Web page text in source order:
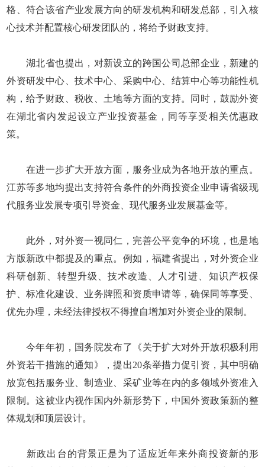
格、符合该省产业发展方向的研发机构和研发总部，引入核
心技术并配置核心研发团队的，将给予财政支持。
湖北省也提出，对新设立的跨国公司总部企业，新建的
外资研发中心、技术中心、采购中心、结算中心等功能性机
构，给予财政、税收、土地等方面的支持。同时，鼓励外资
在湖北省内发起设立产业投资基金，同等享受相关优惠政
策。
在进一步扩大开放方面，服务业成为各地开放的重点。
江苏等多地均提出支持符合条件的外商投资企业申请省级现
代服务业发展专项引导资金、现代服务业发展基金等。
此外，对外资一视同仁，完善公平竞争的环境，也是地
方版新政中都提及的重点。例如，福建省提出，对外资企业
科研创新、转型升级、技术改造、人才引进、知识产权保
护、标准化建设、业务牌照和资质申请等，确保同等享受、
优先办理，未经法律授权不得擅自增加对外资企业的限制。
今年年初，国务院发布了《关于扩大对外开放积极利用
外资若干措施的通知》，提出20条举措力促引资，其中明确
放宽包括服务业、制造业、采矿业等在内的多领域外资准入
限制。这被业内视作国内外新形势下，中国外资政策新的整
体规划和顶层设计。
新政出台的背景正是为了适应近年来外商投资新的形